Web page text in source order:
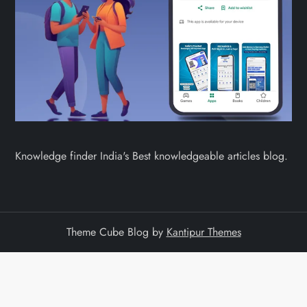
Knowledge finder India's Best knowledgeable articles blog.
Theme Cube Blog by Kantipur Themes